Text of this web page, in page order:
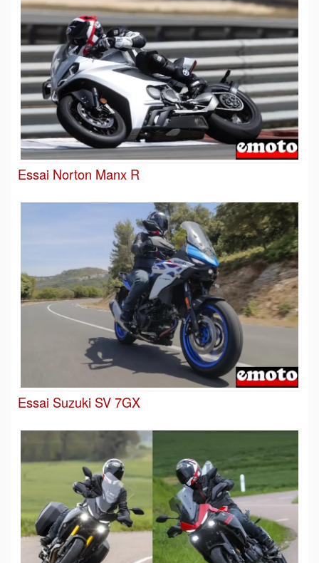
Essai Norton Manx R
Essai Suzuki SV 7GX